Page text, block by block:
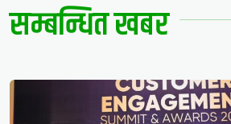
सम्बन्धित खबर